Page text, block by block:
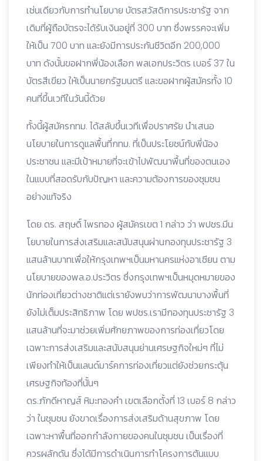
เช่นเดียวกับการทำนโยบาย บัตรสวัสดิการประชารัฐ จาก
เดิมที่ผู้ถือบัตรจะได้รับเงินอยู่ที่ 300 บาท ซึ่งพรรคจะเพิ่ม
ให้เป็น 700 บาท และยังมีการประกันชีวิตอีก 200,000
บาท ดังนั้นขอฝากพี่น้องเลือก พลเอกประวิตร เบอร์ 37 ใน
บัตรสีเขียว ให้เป็นนายกรัฐมนตรี และขอฝากผู้สมัครทั้ง 10
คนที่ขึ้นเวทีในวันนี้ด้วย
ทั้งนี้ผู้สมัครกทม. ได้สลับขึ้นเวทีเพื่อปราศรัย นำเสนอ
นโยบายในการดูแลพื้นที่กทม. ที่เป็นประโยชน์กับพี่น้อง
ประชาชน และมีเป้าหมายที่จะเข้าไปพัฒนาพื้นที่ของตนเอง
ในแบบที่สอดรับกับปัญหา และความต้องการของชุมชน
อย่างแท้จริง
โดย ดร. สฤษดิ์ ไพรทอง ผู้สมัครเขต 1 กล่าว ว่า พปชร.มีน
โยบายในการส่งเสริมและสนับสนุนผ่านกองทุนประชารัฐ 3
แสนล้านบาทเพื่อให้กรุงเทพฯเป็นมหานครแห่งอาเซียน ตาม
นโยบายของพล.อ.ประวิตร ซึ่งกรุงเทพฯเป็นหมุดหมายของ
นักท่องเที่ยวต่างชาติแต่เรายังพบว่าการพัฒนาบางพื้นที่
ยังไม่เต็มประสิทธิภาพ โดย พปชร.เรามีกองทุนประชารัฐ 3
แสนล้านที่จะมาช่วยเพิ่มศักยภาพของการท่องเที่ยวโดย
เฉพาะการส่งเสริมและสนับสนุนย่านเศรษฐกิจใหม่ๆ ที่ไม่
เพียงทำให้เป็นแลนด์มาร์คการท่องเที่ยวแต่ยังช่วยกระตุ้น
เศรษฐกิจท้องที่นั้นๆ
ดร.ภักดีหาญส์ หิมะทองคำ เขตเลือกตั้งที่ 13 เบอร์ 8 กล่าว
ว่า ในชุมชน ยังขาดเรื่องการส่งเสริมด้านสุขภาพ โดย
เฉพาะหาพื้นที่ออกกำลังกายของคนในชุมชน เป็นเรื่องที่
ควรผลักดัน ซึ่งได้มีการดำเนินการทำโครงการต้นแบบ